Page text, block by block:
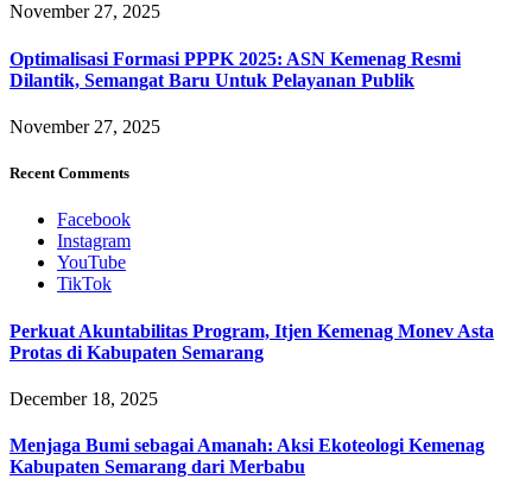
November 27, 2025
Optimalisasi Formasi PPPK 2025: ASN Kemenag Resmi
Dilantik, Semangat Baru Untuk Pelayanan Publik
November 27, 2025
Recent Comments
Facebook
Instagram
YouTube
TikTok
Perkuat Akuntabilitas Program, Itjen Kemenag Monev Asta
Protas di Kabupaten Semarang
December 18, 2025
Menjaga Bumi sebagai Amanah: Aksi Ekoteologi Kemenag
Kabupaten Semarang dari Merbabu